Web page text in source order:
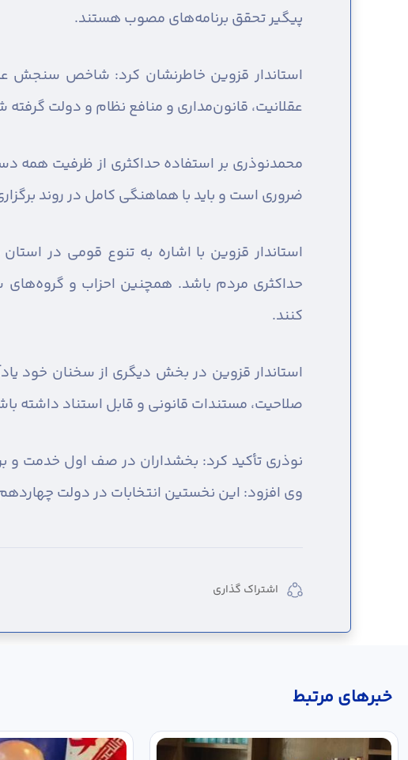
پیگیر تحقق برنامه‌های مصوب هستند.
استاندار قزوین خاطرنشان کرد: شاخص سنجش
عقلانیت، قانون‌مداری و منافع نظام و دولت
محمدنوذری بر استفاده حداکثری از ظرفیت همه
ضروری است و باید با هماهنگی کامل در روند
استاندار قزوین با اشاره به تنوع قومی در
حداکثری مردم باشد. همچنین احزاب و گروه‌های
کنند.
استاندار قزوین در بخش دیگری از سخنان خود
صلاحیت، مستندات قانونی و قابل استناد داشته
نوذری تأکید کرد: بخشداران در صف اول خدمت و
وی افزود: این نخستین انتخابات در دولت
اشتراک گذاری
خبر‌های مرتبط